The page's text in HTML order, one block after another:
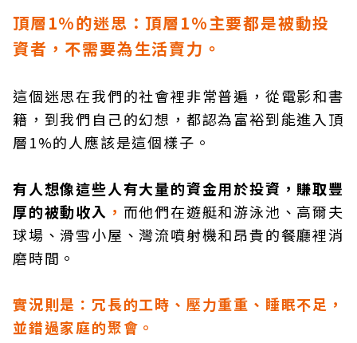
頂層1%的迷思：頂層1%主要都是被動投
資者，不需要為生活賣力。
這個迷思在我們的社會裡非常普遍，從電影和書
籍，到我們自己的幻想，都認為富裕到能進入頂
層1%的人應該是這個樣子。
有人想像這些人有大量的資金用於投資，賺取豐
厚的被動收入 ， 而他們在遊艇和游泳池、高爾夫
球場、滑雪小屋、灣流噴射機和昂貴的餐廳裡消
磨時間。
實況則是：冗長的工時、壓力重重、睡眠不足，
並錯過家庭的聚會。